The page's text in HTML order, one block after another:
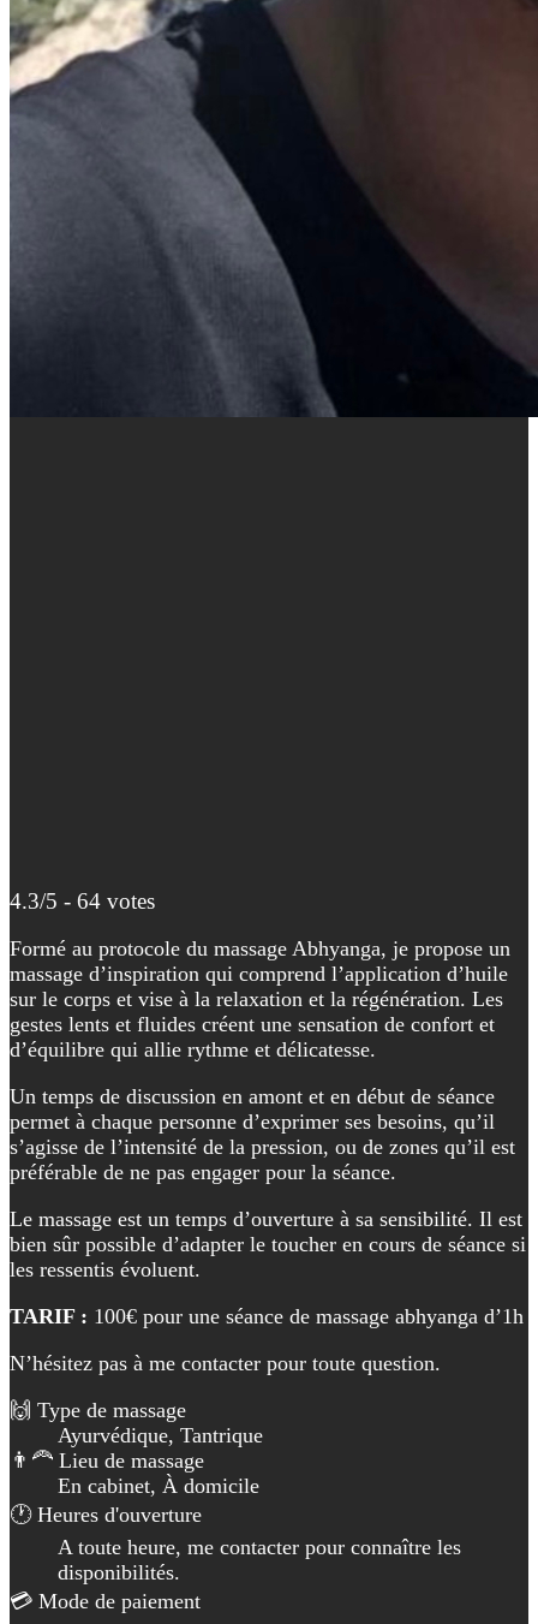
4.3/5 - 64 votes
Formé au protocole du massage Abhyanga, je propose un
massage d’inspiration qui comprend l’application d’huile
sur le corps et vise à la relaxation et la régénération. Les
gestes lents et fluides créent une sensation de confort et
d’équilibre qui allie rythme et délicatesse.
Un temps de discussion en amont et en début de séance
permet à chaque personne d’exprimer ses besoins, qu’il
s’agisse de l’intensité de la pression, ou de zones qu’il est
préférable de ne pas engager pour la séance.
Le massage est un temps d’ouverture à sa sensibilité. Il est
bien sûr possible d’adapter le toucher en cours de séance si
les ressentis évoluent.
TARIF : 100€ pour une séance de massage abhyanga d’1h
N’hésitez pas à me contacter pour toute question.
🙌 Type de massage
Ayurvédique, Tantrique
👨‍🦰 Lieu de massage
En cabinet, À domicile
🕐 Heures d'ouverture
A toute heure, me contacter pour connaître les
disponibilités.
💳 Mode de paiement